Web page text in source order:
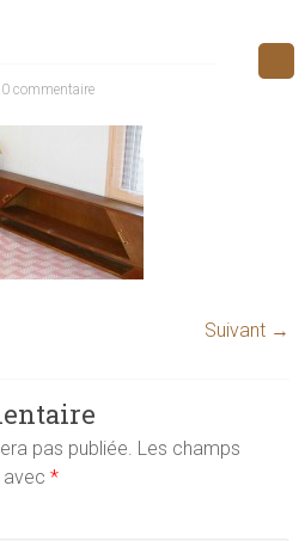
0 commentaire
Suivant →
pas publiée. Les champs
avec*